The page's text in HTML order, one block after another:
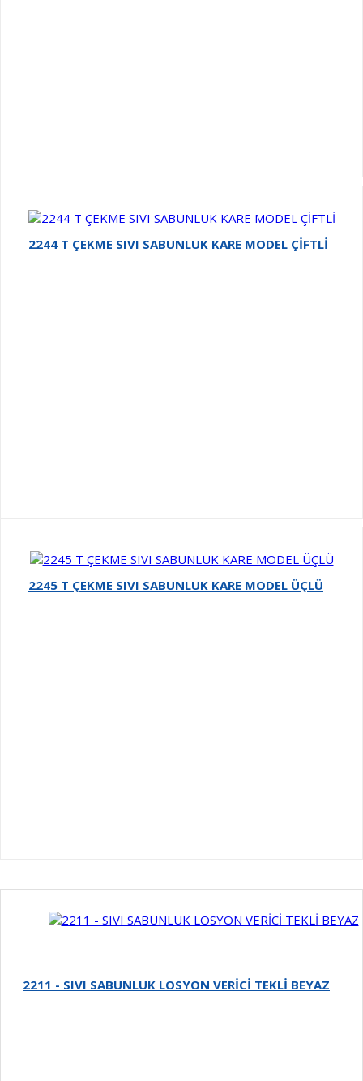
2244 T ÇEKME SIVI SABUNLUK KARE MODEL ÇİFTLİ
2245 T ÇEKME SIVI SABUNLUK KARE MODEL ÜÇLÜ
2211 - SIVI SABUNLUK LOSYON VERİCİ TEKLİ BEYAZ